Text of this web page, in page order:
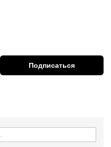
Подписаться